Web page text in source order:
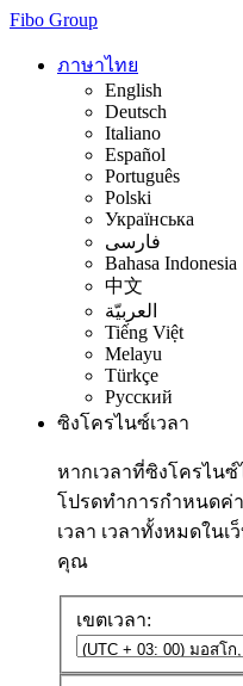
Fibo Group
ภาษาไทย
English
Deutsch
Italiano
Español
Português
Polski
Українська
فارسی
Bahasa Indonesia
中文
العربيّة
Tiếng Việt
Melayu
Türkçe
Русский
ซิงโครไนซ์เวลา
หากเวลาที่ซิงโครไน
โปรดทำการกำหนดค่
เวลา เวลาทั้งหมดใน
คุณ
เขตเวลา: